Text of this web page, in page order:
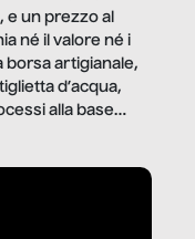
e un prezzo al
né il valore né i
borsa artigianale,
d’acqua,
alla base
la nostra vita